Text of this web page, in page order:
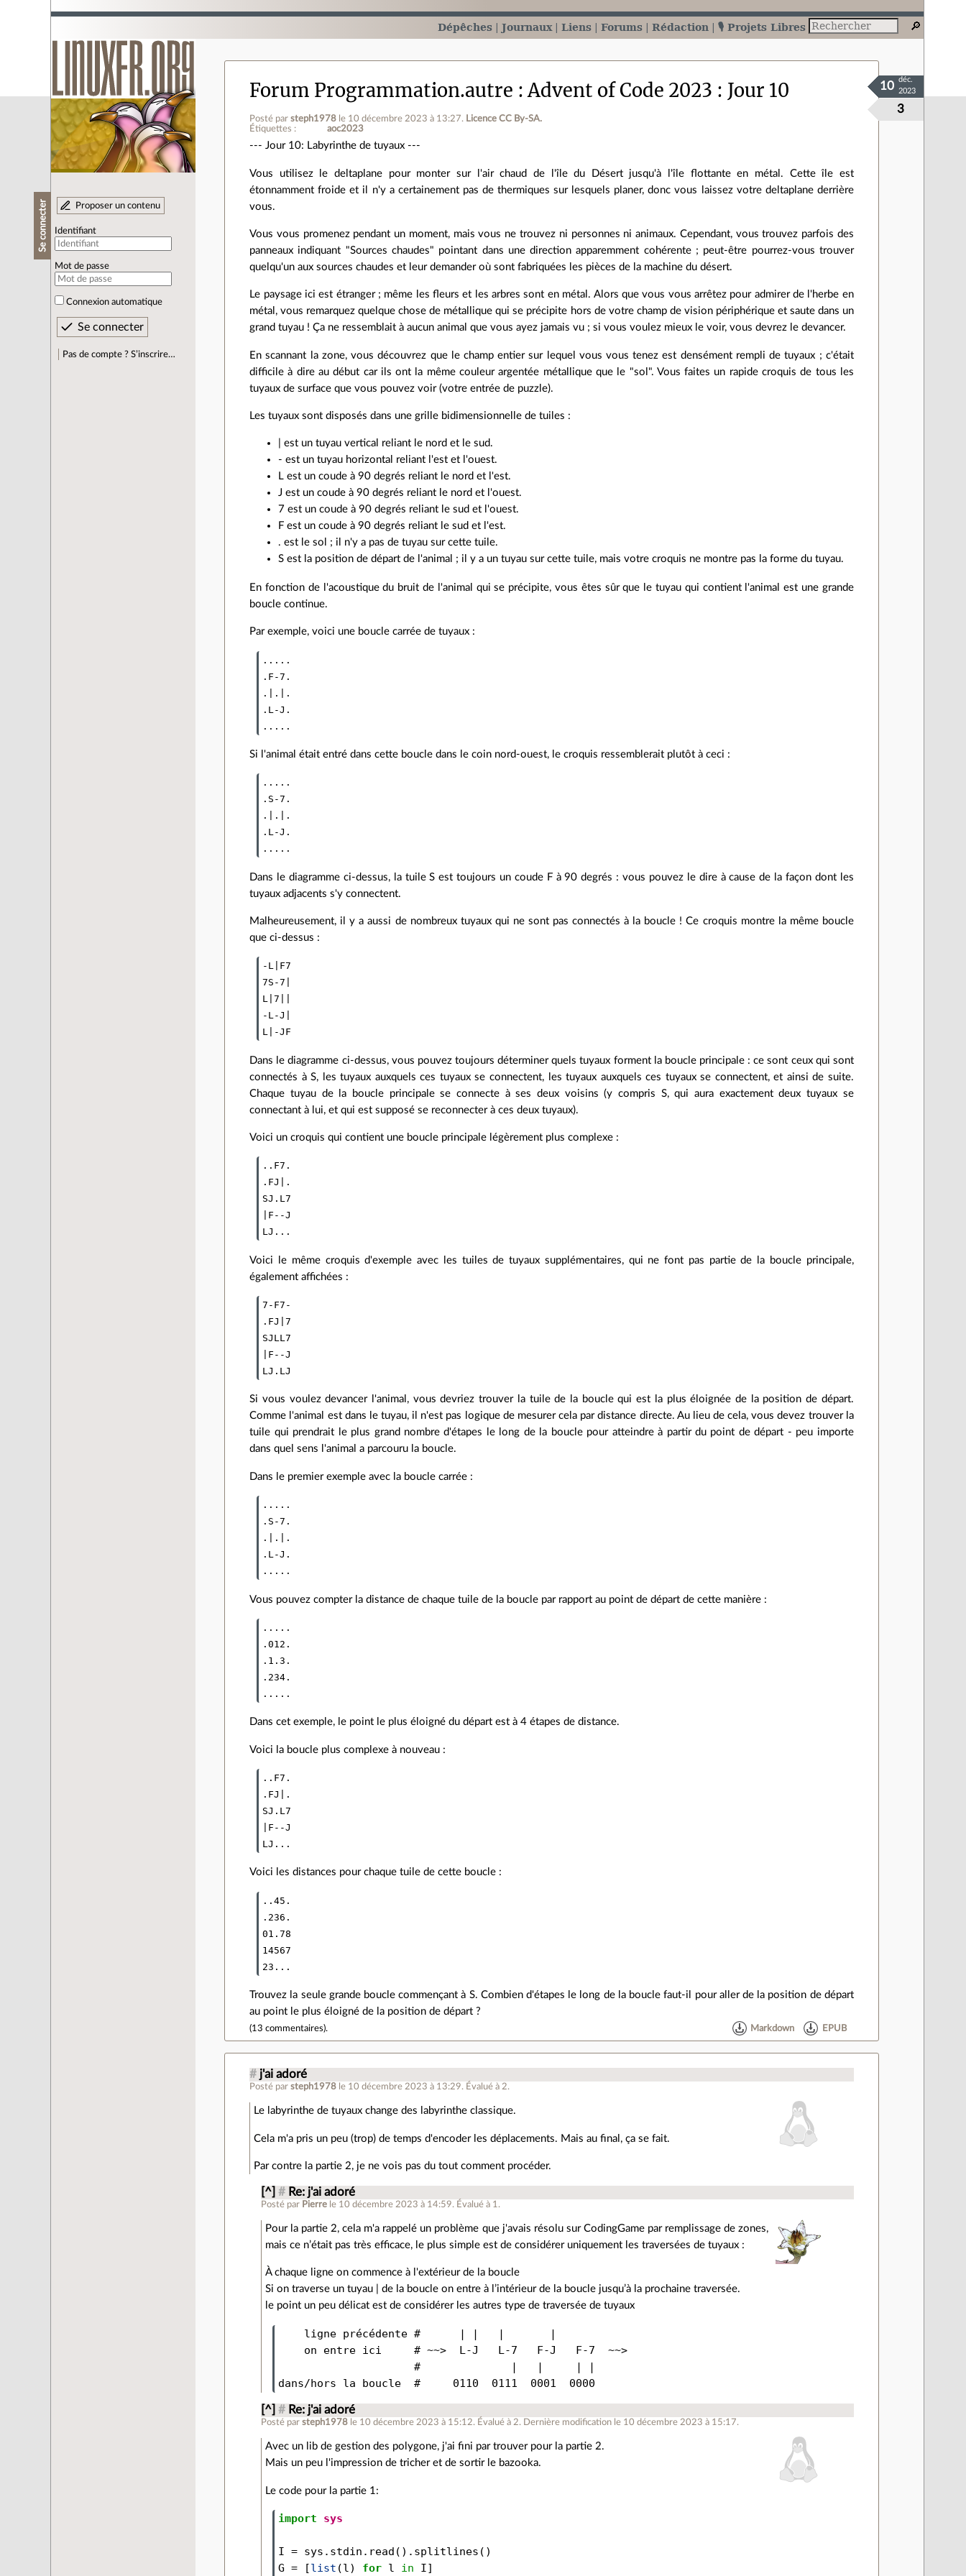
Dépêches Journaux Liens Forums Rédaction 🎙️ Projets Libres
Se connecter Proposer un contenu
Identifiant
Mot de passe
Connexion automatique
Pas de compte ? S’inscrire…
Forum Programmation.autre Advent of Code 2023 : Jour 10
Posté parsteph1978 le 10 décembre 2023 à 13:27. Licence CC By‑SA.
Étiquettes :
aoc2023
3
10
déc.
2023
--- Jour 10: Labyrinthe de tuyaux ---
Vous utilisez le deltaplane pour monter sur l'air chaud de l'île du Désert jusqu'à l'île flottante en métal. Cette île est
étonnamment froide et il n'y a certainement pas de thermiques sur lesquels planer, donc vous laissez votre deltaplane derrière
vous.
Vous vous promenez pendant un moment, mais vous ne trouvez ni personnes ni animaux. Cependant, vous trouvez parfois des
panneaux indiquant "Sources chaudes" pointant dans une direction apparemment cohérente ; peut-être pourrez-vous trouver
quelqu'un aux sources chaudes et leur demander où sont fabriquées les pièces de la machine du désert.
Le paysage ici est étranger ; même les fleurs et les arbres sont en métal. Alors que vous vous arrêtez pour admirer de l'herbe en
métal, vous remarquez quelque chose de métallique qui se précipite hors de votre champ de vision périphérique et saute dans un
grand tuyau ! Ça ne ressemblait à aucun animal que vous ayez jamais vu ; si vous voulez mieux le voir, vous devrez le devancer.
En scannant la zone, vous découvrez que le champ entier sur lequel vous vous tenez est densément rempli de tuyaux ; c'était
difficile à dire au début car ils ont la même couleur argentée métallique que le "sol". Vous faites un rapide croquis de tous les
tuyaux de surface que vous pouvez voir (votre entrée de puzzle).
Les tuyaux sont disposés dans une grille bidimensionnelle de tuiles :
| est un tuyau vertical reliant le nord et le sud.
- est un tuyau horizontal reliant l'est et l'ouest.
L est un coude à 90 degrés reliant le nord et l'est.
J est un coude à 90 degrés reliant le nord et l'ouest.
7 est un coude à 90 degrés reliant le sud et l'ouest.
F est un coude à 90 degrés reliant le sud et l'est.
. est le sol ; il n'y a pas de tuyau sur cette tuile.
S est la position de départ de l'animal ; il y a un tuyau sur cette tuile, mais votre croquis ne montre pas la forme du tuyau.
En fonction de l'acoustique du bruit de l'animal qui se précipite, vous êtes sûr que le tuyau qui contient l'animal est une grande
boucle continue.
Par exemple, voici une boucle carrée de tuyaux :
.....
.F-7.
.|.|.
.L-J.
Si l'animal était entré dans cette boucle dans le coin nord-ouest, le croquis ressemblerait plutôt à ceci :
.....
.S-7.
.|.|.
.L-J.
Dans le diagramme ci-dessus, la tuile S est toujours un coude F à 90 degrés : vous pouvez le dire à cause de la façon dont les
tuyaux adjacents s'y connectent.
Malheureusement, il y a aussi de nombreux tuyaux qui ne sont pas connectés à la boucle ! Ce croquis montre la même boucle
que ci-dessus :
-L|F7
7S-7|
L|7||
-L-J|
Dans le diagramme ci-dessus, vous pouvez toujours déterminer quels tuyaux forment la boucle principale : ce sont ceux qui sont
connectés à S, les tuyaux auxquels ces tuyaux se connectent, les tuyaux auxquels ces tuyaux se connectent, et ainsi de suite.
Chaque tuyau de la boucle principale se connecte à ses deux voisins (y compris S, qui aura exactement deux tuyaux se
connectant à lui, et qui est supposé se reconnecter à ces deux tuyaux).
Voici un croquis qui contient une boucle principale légèrement plus complexe :
..F7.
.FJ|.
SJ.L7
|F--J
Voici le même croquis d'exemple avec les tuiles de tuyaux supplémentaires, qui ne font pas partie de la boucle principale,
également affichées :
7-F7-
.FJ|7
SJLL7
|F--J
Si vous voulez devancer l'animal, vous devriez trouver la tuile de la boucle qui est la plus éloignée de la position de départ.
Comme l'animal est dans le tuyau, il n'est pas logique de mesurer cela par distance directe. Au lieu de cela, vous devez trouver la
tuile qui prendrait le plus grand nombre d'étapes le long de la boucle pour atteindre à partir du point de départ - peu importe
dans quel sens l'animal a parcouru la boucle.
Dans le premier exemple avec la boucle carrée :
.....
.S-7.
.|.|.
.L-J.
Vous pouvez compter la distance de chaque tuile de la boucle par rapport au point de départ de cette manière :
.....
.012.
.1.3.
.234.
Dans cet exemple, le point le plus éloigné du départ est à 4 étapes de distance.
Voici la boucle plus complexe à nouveau :
..F7.
.FJ|.
SJ.L7
|F--J
Voici les distances pour chaque tuile de cette boucle :
..45.
.236.
01.78
14567
Trouvez la seule grande boucle commençant à S. Combien d'étapes le long de la boucle faut-il pour aller de la position de départ
au point le plus éloigné de la position de départ ?
(13 commentaires). Markdown EPUB
# j'ai adoré
Posté parsteph1978 le 10 décembre 2023 à 13:29. Évalué à 2.
Le labyrinthe de tuyaux change des labyrinthe classique.
Cela m'a pris un peu (trop) de temps d'encoder les déplacements. Mais au final, ça se fait.
Par contre la partie 2, je ne vois pas du tout comment procéder.
[^] # Re: j'ai adoré
Posté par Pierre le 10 décembre 2023 à 14:59. Évalué à 1 .
Pour la partie 2, cela m'a rappelé un problème que j'avais résolu sur CodingGame par remplissage de zones,
mais ce n’était pas très efficace, le plus simple est de considérer uniquement les traversées de tuyaux :
À chaque ligne on commence à l'extérieur de la boucle
Si on traverse un tuyau | de la boucle on entre à l’intérieur de la boucle jusqu’à la prochaine traversée.
le point un peu délicat est de considérer les autres type de traversée de tuyaux
    ligne précédente #      | |   |       |
    on entre ici     # ~~>  L-J   L-7   F-J   F-7  ~~>
                     #              |   |     | |
[^] # Re: j'ai adoré
Posté parsteph1978 le 10 décembre 2023 à 15:12. Évalué à 2. Dernière modification le 10 décembre 2023 à 15:17.
Avec un lib de gestion des polygone, j'ai fini par trouver pour la partie 2.
Mais un peu l'impression de tricher et de sortir le bazooka.
Le code pour la partie 1:
import sys
I = sys . stdin . read () . splitlines ()
G = [list (l) for l in I]